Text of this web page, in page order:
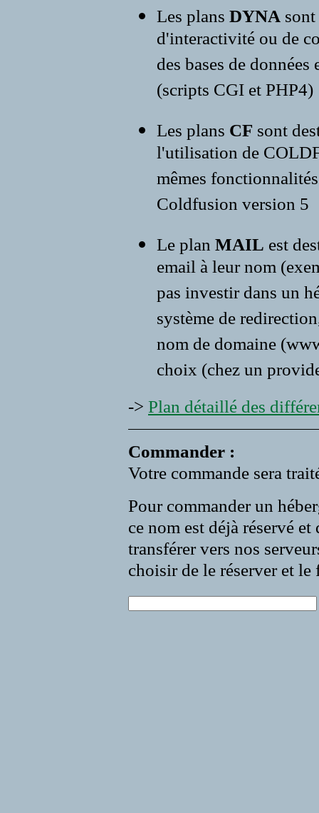
Les plans DYNA
d'interactivité ou de
des bases de
(scripts CGI et PHP4)
Les plans CF sont
l'utilisation de
mêmes
Coldfusion version 5
Le plan MAIL est
email à leur nom
pas investir dans un
système de
nom de domaine
choix (chez un
-> Plan détaillé des
Commander :
Votre commande sera
Pour commander un
ce nom est déjà réservé
transférer vers nos
choisir de le réserver et